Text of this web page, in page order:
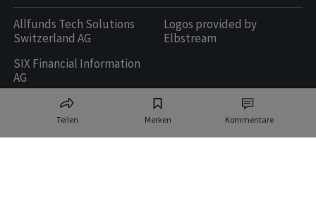
Teilen Merken Kommentare
Allfunds Tech Solutions
Switzerland AG
SIX Financial Information
AG
Logos provided by
Elbstream